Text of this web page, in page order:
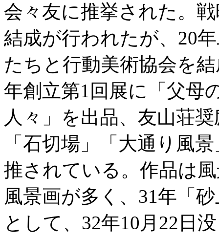
会々友に推挙された。
結成が行われたが、20
たちと行動美術協会を
年創立第1回展に「父母
人々」を出品、友山荘
「石切場」「大通り風
推されている。作品は
風景画が多く、31年「
として、32年10月22日